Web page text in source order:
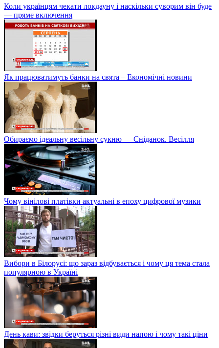
Коли українцям чекати локдауну і наскільки суворим він буде
— пряме включення
Як працюватимуть банки на свята – Економічні новини
Обираємо ідеальну весільну сукню — Сніданок. Весілля
Чому вінілові платівки актуальні в епоху цифрової музики
Вибори в Білорусі: що зараз відбувається і чому ця тема стала
популярною в Україні
День кави: звідки беруться різні види напою і чому такі ціни